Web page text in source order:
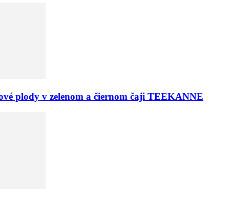
plody v zelenom a čiernom čaji TEEKANNE